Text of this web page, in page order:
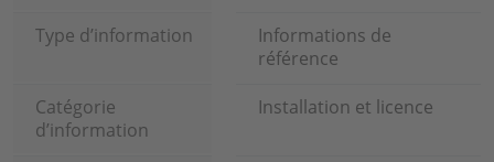
Type d’information
Informations de
référence
Catégorie
d’information
Installation et licence